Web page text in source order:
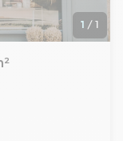
1 / 1
RAVEZIES